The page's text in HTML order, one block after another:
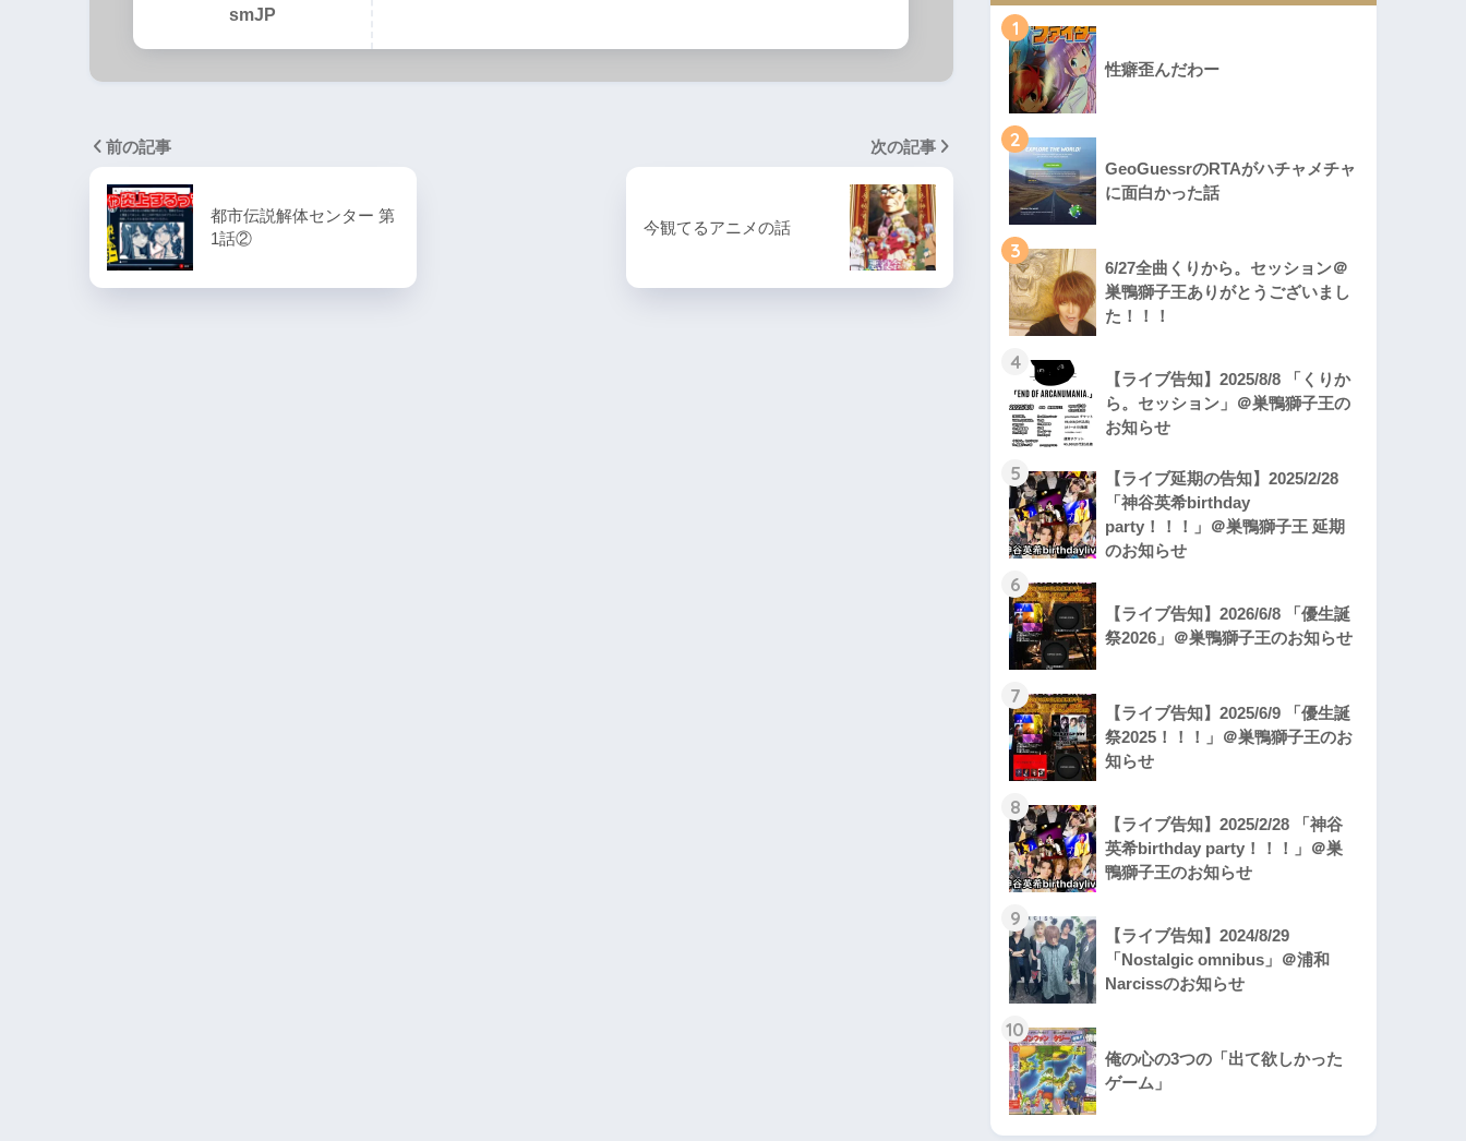
smJP
前の記事
都市伝説解体センター 第
1話②
次の記事
今観てるアニメの話
1
性癖歪んだわー
2
GeoGuessrのRTAがハチャメチャ
に面白かった話
3
6/27全曲くりから。セッション＠
巣鴨獅子王ありがとうございまし
た！！！
4
【ライブ告知】2025/8/8 「くりか
ら。セッション」＠巣鴨獅子王の
お知らせ
5
【ライブ延期の告知】2025/2/28
「神谷英希birthday
party！！！」＠巣鴨獅子王 延期
のお知らせ
6
【ライブ告知】2026/6/8 「優生誕
祭2026」＠巣鴨獅子王のお知らせ
7
【ライブ告知】2025/6/9 「優生誕
祭2025！！！」＠巣鴨獅子王のお
知らせ
8
【ライブ告知】2025/2/28 「神谷
英希birthday party！！！」＠巣
鴨獅子王のお知らせ
9
【ライブ告知】2024/8/29
「Nostalgic omnibus」＠浦和
Narcissのお知らせ
10
俺の心の3つの「出て欲しかった
ゲーム」